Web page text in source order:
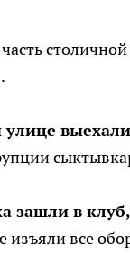
улице
зашли в клуб,
изъяли все